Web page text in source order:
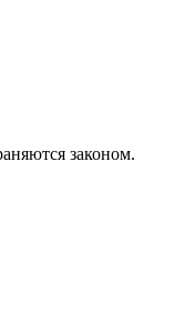
законом.